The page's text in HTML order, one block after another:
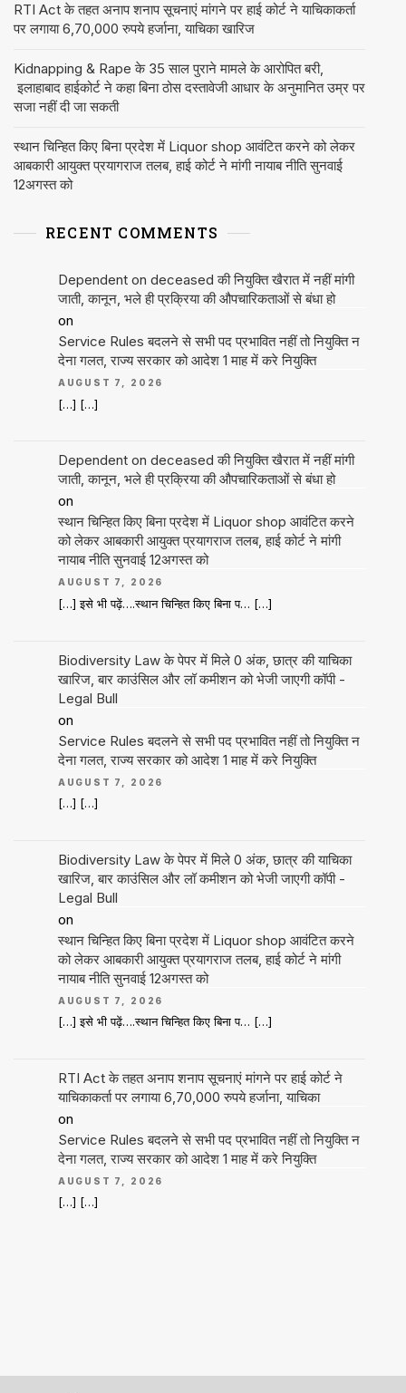
RTI Act के तहत अनाप शनाप सूचनाएं मांगने पर हाई कोर्ट ने याचिकाकर्ता
पर लगाया 6,70,000 रुपये हर्जाना, याचिका खारिज
Kidnapping & Rape के 35 साल पुराने मामले के आरोपित बरी,
इलाहाबाद हाईकोर्ट ने कहा बिना ठोस दस्तावेजी आधार के अनुमानित उम्र पर
सजा नहीं दी जा सकती
स्थान चिन्हित किए बिना प्रदेश में Liquor shop आवंटित करने को लेकर
आबकारी आयुक्त प्रयागराज तलब, हाई कोर्ट ने मांगी नायाब नीति सुनवाई
12अगस्त को
RECENT COMMENTS
Dependent on deceased की नियुक्ति खैरात में नहीं मांगी
जाती, कानून, भले ही प्रक्रिया की औपचारिकताओं से बंधा हो
on
Service Rules बदलने से सभी पद प्रभावित नहीं तो नियुक्ति न
देना गलत, राज्य सरकार को आदेश 1 माह में करे नियुक्ति
AUGUST 7, 2026
[…] […]
Dependent on deceased की नियुक्ति खैरात में नहीं मांगी
जाती, कानून, भले ही प्रक्रिया की औपचारिकताओं से बंधा हो
on
स्थान चिन्हित किए बिना प्रदेश में Liquor shop आवंटित करने
को लेकर आबकारी आयुक्त प्रयागराज तलब, हाई कोर्ट ने मांगी
नायाब नीति सुनवाई 12अगस्त को
AUGUST 7, 2026
[…] इसे भी पढ़ें….स्थान चिन्हित किए बिना प… […]
Biodiversity Law के पेपर में मिले 0 अंक, छात्र की याचिका
खारिज, बार काउंसिल और लॉ कमीशन को भेजी जाएगी कॉपी -
Legal Bull
on
Service Rules बदलने से सभी पद प्रभावित नहीं तो नियुक्ति न
देना गलत, राज्य सरकार को आदेश 1 माह में करे नियुक्ति
AUGUST 7, 2026
[…] […]
Biodiversity Law के पेपर में मिले 0 अंक, छात्र की याचिका
खारिज, बार काउंसिल और लॉ कमीशन को भेजी जाएगी कॉपी -
Legal Bull
on
स्थान चिन्हित किए बिना प्रदेश में Liquor shop आवंटित करने
को लेकर आबकारी आयुक्त प्रयागराज तलब, हाई कोर्ट ने मांगी
नायाब नीति सुनवाई 12अगस्त को
AUGUST 7, 2026
[…] इसे भी पढ़ें….स्थान चिन्हित किए बिना प… […]
RTI Act के तहत अनाप शनाप सूचनाएं मांगने पर हाई कोर्ट ने
याचिकाकर्ता पर लगाया 6,70,000 रुपये हर्जाना, याचिका
on
Service Rules बदलने से सभी पद प्रभावित नहीं तो नियुक्ति न
देना गलत, राज्य सरकार को आदेश 1 माह में करे नियुक्ति
AUGUST 7, 2026
[…] […]